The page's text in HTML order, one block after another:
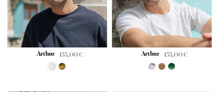
Arthur 155,00€ Arthur 155,00€